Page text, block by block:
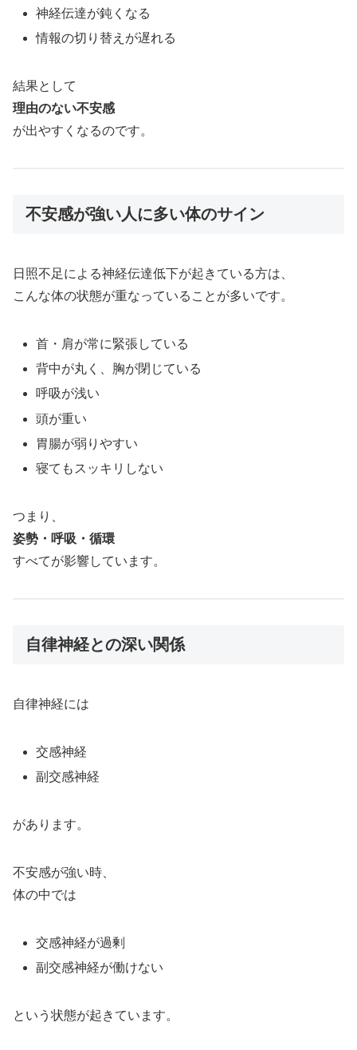
神経伝達が鈍くなる
情報の切り替えが遅れる
結果として
理由のない不安感
が出やすくなるのです。
不安感が強い人に多い体のサイン
日照不足による神経伝達低下が起きている方は、
こんな体の状態が重なっていることが多いです。
首・肩が常に緊張している
背中が丸く、胸が閉じている
呼吸が浅い
頭が重い
胃腸が弱りやすい
寝てもスッキリしない
つまり、
姿勢・呼吸・循環
すべてが影響しています。
自律神経との深い関係
自律神経には
交感神経
副交感神経
があります。
不安感が強い時、
体の中では
交感神経が過剰
副交感神経が働けない
という状態が起きています。